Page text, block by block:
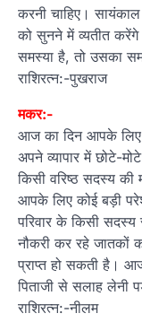
करनी चाहिए।
को सुनने में व्यतीत
समस्या है, तो उसका
राशिरत्न:-पुखराज
मकर:-
आज का दिन आपके
अपने व्यापार में छोटे-
किसी वरिष्ठ सदस्य
आपके लिए कोई बड़ी
परिवार के किसी
नौकरी कर रहे जातकों
प्राप्त हो सकती है।
पिताजी से सलाह लेनी
राशिरत्न:-नीलम